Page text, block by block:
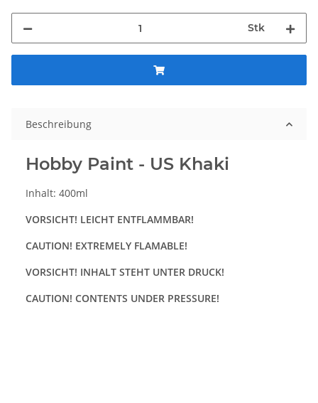
Stk
Beschreibung
Hobby Paint - US Khaki
Inhalt: 400ml
VORSICHT! LEICHT ENTFLAMMBAR!
CAUTION! EXTREMELY FLAMABLE!
VORSICHT! INHALT STEHT UNTER DRUCK!
CAUTION! CONTENTS UNDER PRESSURE!